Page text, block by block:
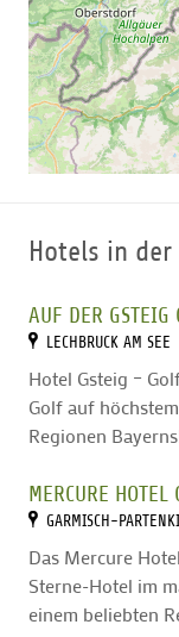
Hotels in
AUF DER GSTEIG
LECHBRUCK AM SEE
Hotel Gsteig –
Golf auf
Regionen
MERCURE
GARMISCH-
Das Mercure
Sterne-Hotel im
einem beliebten